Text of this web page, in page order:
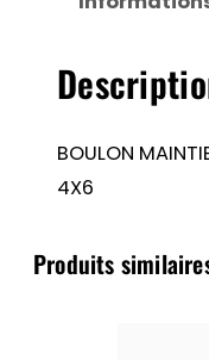
4X6
BOULON
4X6
Produits